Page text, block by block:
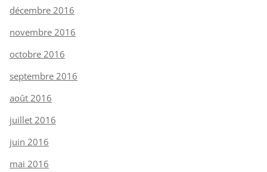
décembre 2016
novembre 2016
octobre 2016
septembre 2016
août 2016
juillet 2016
juin 2016
mai 2016